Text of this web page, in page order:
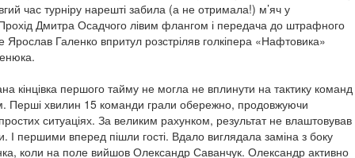
час турніру нарешті забила (а не отримала!) м’яч у
Дмитра Осадчого лівим флангом і передача до штрафного
Ярослав Галенко впритул розстріляв голкіпера «Нафтовика»
кінцівка першого тайму не могла не вплинути на тактику команд
Перші хвилин 15 команди грали обережно, продовжуючи
ситуаціях. За великим рахунком, результат не влаштовував
І першими вперед пішли гості. Вдало виглядала заміна з боку
коли на поле вийшов Олександр Саванчук. Олександр активно